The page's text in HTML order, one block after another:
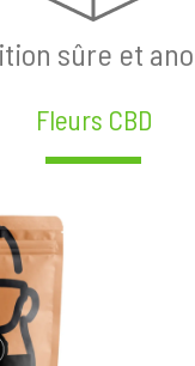
sûre et
Fleurs CBD